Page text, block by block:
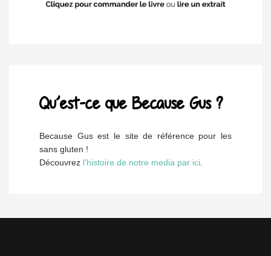
Qu’est-ce que Because Gus ?
Because Gus est le site de référence pour les
sans gluten !
Découvrez l'histoire de notre media par ici